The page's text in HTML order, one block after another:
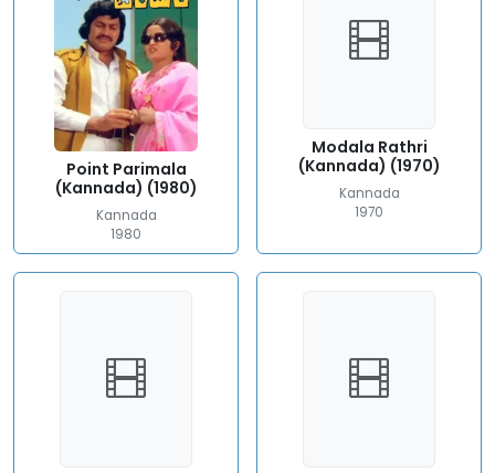
Point Parimala
(Kannada) (1980)
Kannada
1980
Modala Rathri
(Kannada) (1970)
Kannada
1970